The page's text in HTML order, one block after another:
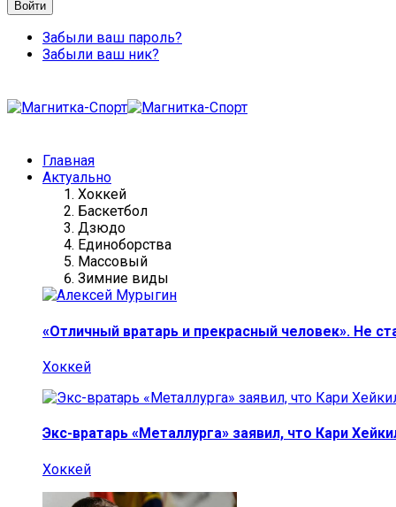
Забыли ваш пароль?
Забыли ваш ник?
Главная
Актуально
Хоккей
Баскетбол
Дзюдо
Единоборства
Массовый
Зимние виды
«Отличный вратарь и прекрасный человек». Не
Хоккей
Экс-вратарь «Металлурга» заявил, что Кари
Хоккей